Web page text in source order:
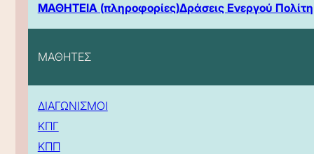
ΜΑΘΗΤΕΙΑ (πληροφορίες)Δράσεις Ενεργού Πολίτη
ΜΑΘΗΤΕΣ
ΔΙΑΓΩΝΙΣΜΟΙ
ΚΠΓ
ΚΠΠ